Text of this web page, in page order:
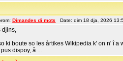
Dimandes di mots Date: dim 18 dja, 2026
djins,
ki boute so les årtikes Wikipedia k' on n' î
dispoy, å ...